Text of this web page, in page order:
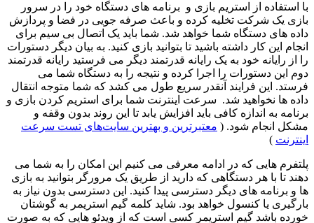
با استفاده از استریم بازی و برنامه ‌های دستگاه خود را در سرور
بازی یک شرکت تخلیه کرده و باعث صرفه ‌جویی در فضا و پردازش
داده ‌های دستگاه شما خواهد شد. شما باید یک اتصال بی ‌سیم برای
انجام این کار داشته باشید تا بتوانید بازی کنید. به‌ بیان ‌دیگر دستورات
را از رایانه خود به یک رایانه قدرتمند دیگر می‌ فرستید رایانه قدرتمند
دوم این دستورات را اجرا کرده و نتیجه را به دستگاه شما می
‌فرستد. این فرایند آنقدر سریع طول می ‌کشد که شما متوجه انتقال
داده ها نخواهید شد. سرعت اینترنت شما برای استریم کردن بازی و
برنامه به‌ اندازه کافی باید افزایش یابد تا این روند بدون وقفه و
مشکل انجام شود. ( معتبرترین و بهترین سایت‌های تست سرعت
اینترنت )
پلتفرم هایی که در ادامه معرفی می کنیم این امکان را به شما می
‌دهند تا با هر دستگاهی که دارید از طریق یک مرورگر بتوانید به بازی
‌ها و برنامه های دیگر دسترسی پیدا کنید. این دسترسی بدون نیاز به
بارگیری یا کنسول خواهد بود. شاید کلمه گیم استریمر به گوشتان
خورده باشد گیم استریمر کسی است که از ویدئو هایی که به ‌صورت